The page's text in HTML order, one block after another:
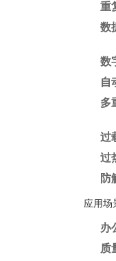
重
数
数
自
多
过
过
防
应用场
办
质